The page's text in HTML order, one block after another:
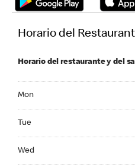
Horario del
Horario del restaurante y del
Mon
Tue
Wed